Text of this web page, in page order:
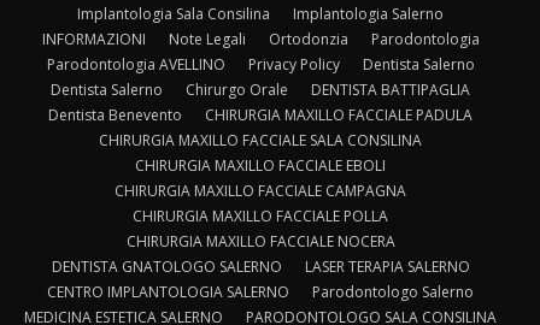
Implantologia Sala Consilina
Implantologia Salerno
INFORMAZIONI
Note Legali Ortodonzia
Parodontologia
Parodontologia AVELLINO
Privacy Policy
Dentista Salerno
Dentista Salerno
Chirurgo Orale
DENTISTA BATTIPAGLIA
Dentista Benevento
CHIRURGIA MAXILLO FACCIALE PADULA
CHIRURGIA MAXILLO FACCIALE SALA CONSILINA
CHIRURGIA MAXILLO FACCIALE EBOLI
CHIRURGIA MAXILLO FACCIALE CAMPAGNA
CHIRURGIA MAXILLO FACCIALE POLLA
CHIRURGIA MAXILLO FACCIALE NOCERA
DENTISTA GNATOLOGO SALERNO
LASER TERAPIA SALERNO
CENTRO IMPLANTOLOGIA SALERNO
Parodontologo Salerno
MEDICINA ESTETICA SALERNO
PARODONTOLOGO SALA CONSILINA